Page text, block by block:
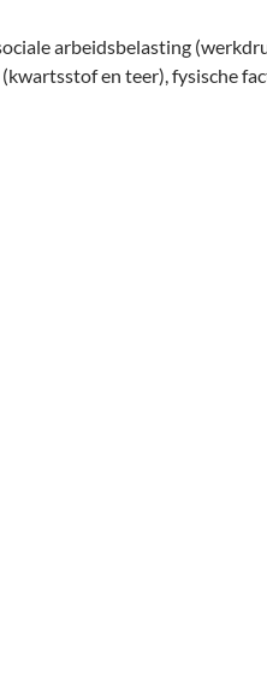
arbeidsbelasting
en teer), fysische